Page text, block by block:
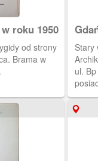
roku 1950
od strony
Brama w
Stary
ul.